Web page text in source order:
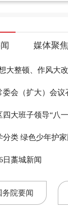
媒体聚焦
大整顿、作风大
委会（扩大）会
四大班子领导“八
分类 绿色少年护家
日藁城新闻
务院要闻